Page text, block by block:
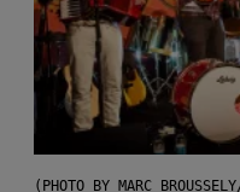
(PHOTO BY MARC